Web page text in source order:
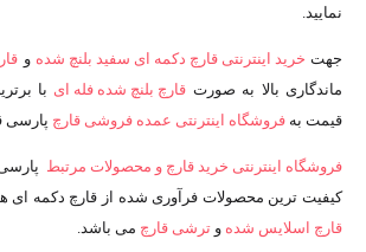
نمایید.
جهت خرید اینترنتی قارچ دکمه ای سفید بلنچ شده و
ماندگاری بالا به صورت قارچ بلنچ شده فله ای با
قیمت به فروشگاه اینترنتی عمده فروشی قارچ پارسی
فروشگاه اینترنتی خرید قارچ و محصولات مرتبط
کیفیت ترین محصولات فرآوری شده از قارچ دکمه ای
قارچ اسلایس شده و ترشی قارچ می باشد.